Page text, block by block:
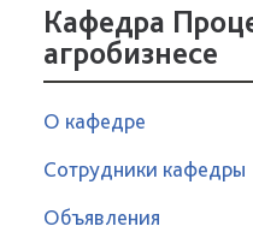
Кафедра
агробизнесе
О кафедре
Сотрудники кафедры
Объявления